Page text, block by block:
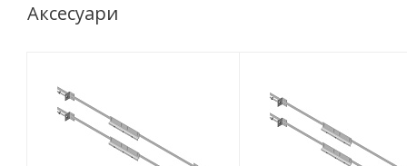
Аксесуари